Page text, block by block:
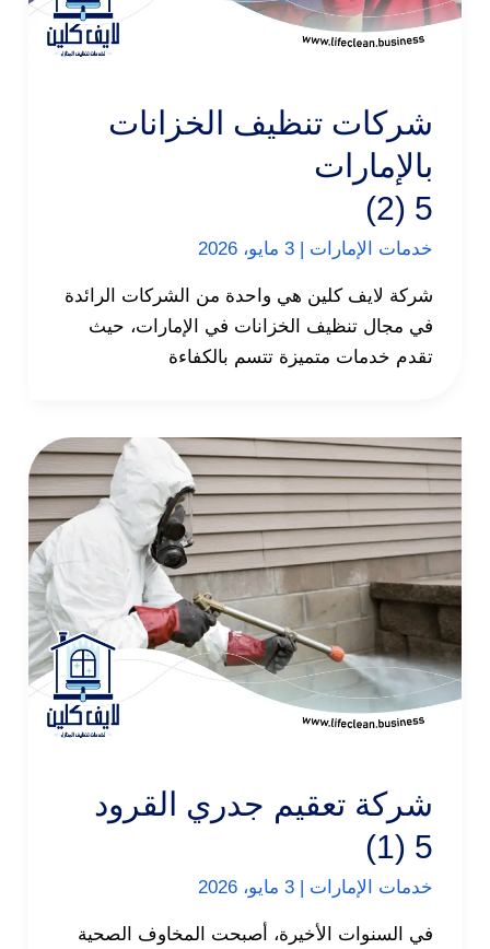
شركات تنظيف الخزانات
بالإمارات
5 (2)
خدمات الإمارات | 3 مايو، 2026
شركة لايف كلين هي واحدة من الشركات الرائدة
في مجال تنظيف الخزانات في الإمارات، حيث
تقدم خدمات متميزة تتسم بالكفاءة
شركة تعقيم جدري القرود
5 (1)
خدمات الإمارات | 3 مايو، 2026
في السنوات الأخيرة، أصبحت المخاوف الصحية